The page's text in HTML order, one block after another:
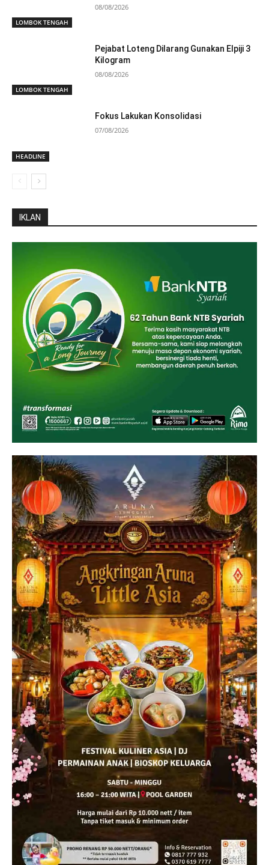
LOMBOK TENGAH
08/08/2026
LOMBOK TENGAH
Pejabat Loteng Dilarang Gunakan Elpiji 3
Kilogram
08/08/2026
HEADLINE
Fokus Lakukan Konsolidasi
07/08/2026
IKLAN